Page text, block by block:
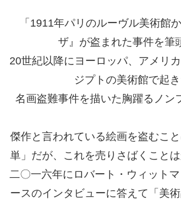
「1911年パリのルーヴル美術館
ザ』が盗まれた事件を筆
20世紀以降にヨーロッパ、アメリ
ジプトの美術館で起
名画盗難事件を描いた胸躍るノン
傑作と言われている絵画を盗むこ
単」だが、これを売りさばくことは
二〇一六年にロバート・ウィット
ースのインタビューに答えて「美